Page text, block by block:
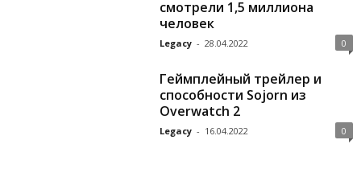
смотрели 1,5 миллиона
человек
Legacy - 28.04.2022 0
Геймплейный трейлер и
способности Sojorn из
Overwatch 2
Legacy - 16.04.2022 0